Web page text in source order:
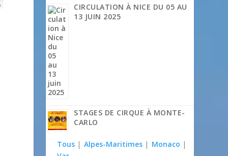
CIRCULATION À NICE DU 05 AU
13 JUIN 2025
STAGES DE CIRQUE À MONTE-
CARLO
Tous | Alpes-Maritimes | Monaco |